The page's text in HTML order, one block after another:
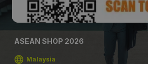
ASEAN SHOP 2026
Malaysia